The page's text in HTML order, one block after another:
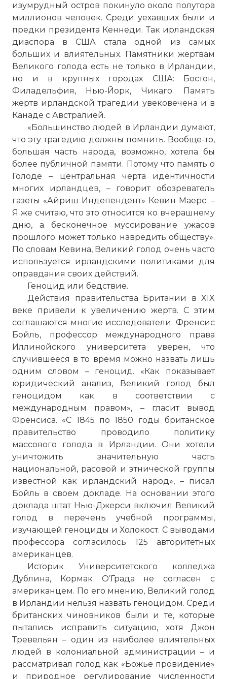
изумрудный остров покинуло около полутора
миллионов человек. Среди уехавших были и
предки президента Кеннеди. Так ирландская
диаспора в США стала одной из самых
больших и влиятельных. Памятники жертвам
Великого голода есть не только в Ирландии,
но и в крупных городах США: Бостон,
Филадельфия, Нью-Йорк, Чикаго. Память
жертв ирландской трагедии увековечена и в
Канаде с Австралией.
«Большинство людей в Ирландии думают,
что эту трагедию должны помнить. Вообще-то,
большая часть народа, возможно, хотела бы
более публичной памяти. Потому что память о
Голоде – центральная черта идентичности
многих ирландцев, – говорит обозреватель
газеты «Айриш Индепендент» Кевин Маерс. –
Я же считаю, что это относится ко вчерашнему
дню, а бесконечное муссирование ужасов
прошлого может только навредить обществу».
По словам Кевина, Великий голод очень часто
используется ирландскими политиками для
оправдания своих действий.
Геноцид или бедствие.
Действия правительства Британии в XIX
веке привели к увеличению жертв. С этим
соглашаются многие исследователи. Френсис
Бойль, профессор международного права
Иллинойского университета уверен, что
случившееся в то время можно назвать лишь
одним словом – геноцид. «Как показывает
юридический анализ, Великий голод был
геноцидом как в соответствии с
международным правом», – гласит вывод
Френсиса. «С 1845 по 1850 годы британское
правительство проводило политику
массового голода в Ирландии. Они хотели
уничтожить значительную часть
национальной, расовой и этнической группы
известной как ирландский народ», – писал
Бойль в своем докладе. На основании этого
доклада штат Нью-Джерси включил Великий
голод в перечень учебной программы,
изучающей геноциды и Холокост. С выводами
профессора согласилось 125 авторитетных
американцев.
Историк Университетского колледжа
Дублина, Кормак О’Града не согласен с
американцем. По его мнению, Великий голод
в Ирландии нельзя назвать геноцидом. Среди
британских чиновников были и те, которые
пытались исправить ситуацию, хотя Джон
Тревельян – один из наиболее влиятельных
людей в колониальной администрации – и
рассматривал голод как «Божье провидение»
и природное регулирование численности
☓
Мемориал в Дублине, посвященный
жертвам Великого голода.
Фото статьи: